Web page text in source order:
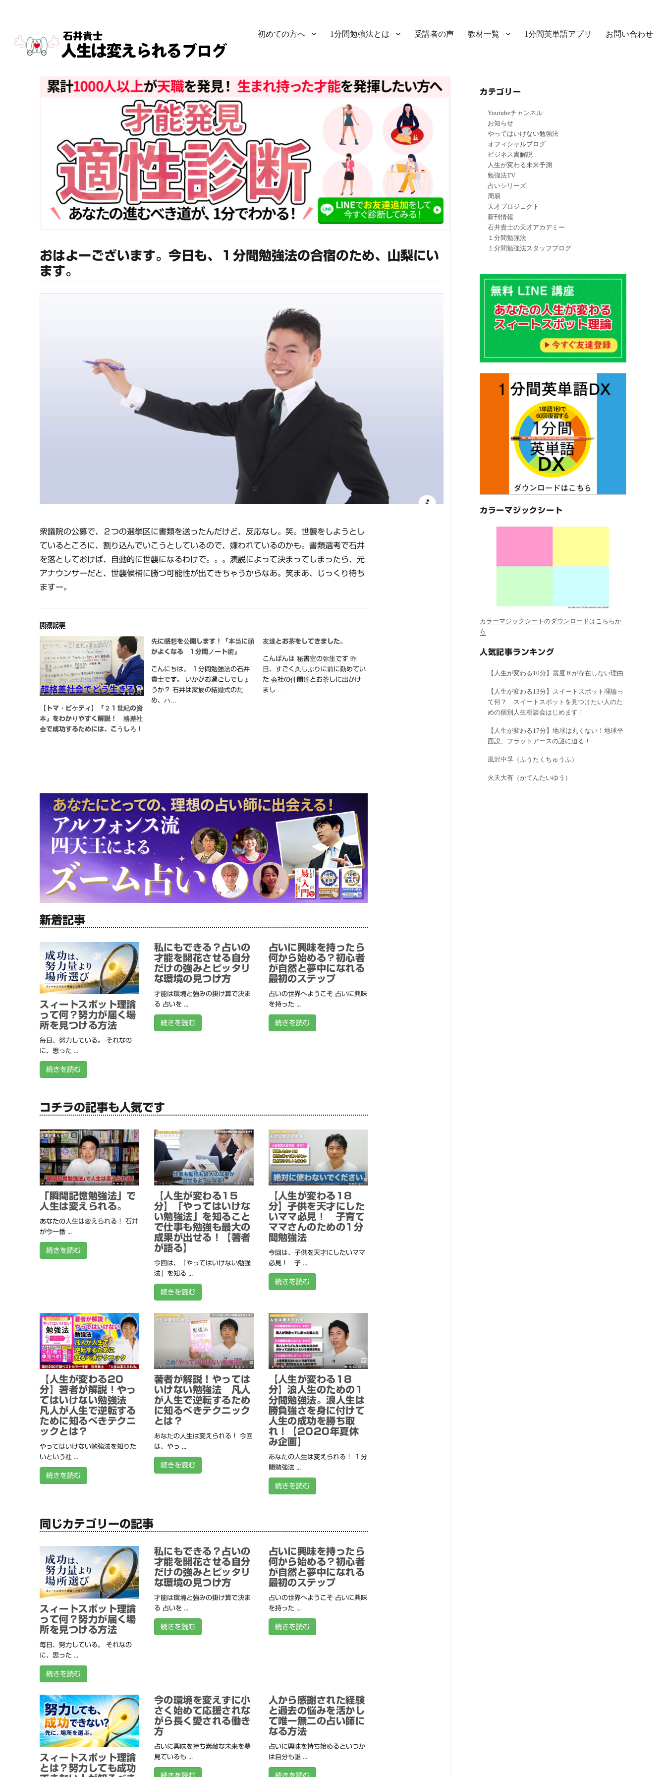
初めての方へ 1分間勉強法とは 受講者の声 教材一覧 1分間英単語アプリ お問い合わせ
おはよーございます。今日も、１分間勉強法の合宿のため、山梨にい
ます。
衆議院の公募で、２つの選挙区に書類を送ったんだけど、反応なし。笑。世襲をしようとし
ているところに、割り込んでいこうとしているので、嫌われているのかも。書類選考で石井
を落としておけば、自動的に世襲になるわけで。。。演説によって決まってしまったら、元
アナウンサーだと、世襲候補に勝つ可能性が出てきちゃうからなあ。笑まあ、じっくり待ち
ますー。
関連記事
【トマ・ピケティ】『２１世紀の資
本』をわかりやすく解説！ 格差社
会で成功するためには、こうしろ！
先に感想を公開します！『本当に頭
がよくなる 1分間ノート術』
こんにちは。 １分間勉強法の石井
貴士です。 いかがお過ごしでしょ
うか？ 石井は家族の結婚式のた
め、ハ…
友達とお茶をしてきました。
こんばんは 秘書室の弥生です 昨
日、すごく久しぶりに前に勤めてい
た 会社の仲間達とお茶しに出かけ
まし…
新着記事
スィートスポット理論
って何？努力が届く場
所を見つける方法
毎日、努力している。 それなの
に、思った ...
続きを読む
私にもできる？占いの
才能を開花させる自分
だけの強みとピッタリ
な環境の見つけ方
才能は環境と強みの掛け算で決ま
る 占いを ...
続きを読む
占いに興味を持ったら
何から始める？初心者
が自然と夢中になれる
最初のステップ
占いの世界へようこそ 占いに興味
を持った ...
続きを読む
コチラの記事も人気です
「瞬間記憶勉強法」で
人生は変えられる。
あなたの人生は変えられる！ 石井
が今一番 ...
続きを読む
【人生が変わる15
分】「やってはいけな
い勉強法」を知ること
で仕事も勉強も最大の
成果が出せる！【著者
が語る】
今回は、「やってはいけない勉強
法」を知る ...
続きを読む
【人生が変わる18
分】子供を天才にした
いママ必見！ 子育て
ママさんのための1分
間勉強法
今回は、子供を天才にしたいママ
必見！ 子 ...
続きを読む
【人生が変わる20
分】著者が解説！やっ
てはいけない勉強法
凡人が人生で逆転する
ために知るべきテクニ
ックとは？
やってはいけない勉強法を知りた
いという社 ...
続きを読む
著者が解説！やっては
いけない勉強法 凡人
が人生で逆転するため
に知るべきテクニック
とは？
あなたの人生は変えられる！ 今回
は、やっ ...
続きを読む
【人生が変わる18
分】浪人生のための1
分間勉強法。浪人生は
勝負強さを身に付けて
人生の成功を勝ち取
れ！【2020年夏休
み企画】
あなたの人生は変えられる！ １分
間勉強法 ...
続きを読む
同じカテゴリーの記事
スィートスポット理論
って何？努力が届く場
所を見つける方法
毎日、努力している。 それなの
に、思った ...
続きを読む
私にもできる？占いの
才能を開花させる自分
だけの強みとピッタリ
な環境の見つけ方
才能は環境と強みの掛け算で決ま
る 占いを ...
続きを読む
占いに興味を持ったら
何から始める？初心者
が自然と夢中になれる
最初のステップ
占いの世界へようこそ 占いに興味
を持った ...
続きを読む
スィートスポット理論
とは？努力しても成功
今の環境を変えずに小
さく始めて応援されな
がら長く愛される働き
方
占いに興味を持ち素敵な未来を夢
見ているも ...
続きを読む
人から感謝された経験
と過去の悩みを活かし
て唯一無二の占い師に
なる方法
占いに興味を持ち始めるといつか
は自分も誰 ...
続きを読む
カテゴリー
Youtubeチャンネル
お知らせ
やってはいけない勉強法
オフィシャルブログ
ビジネス書解説
人生が変わる未来予測
勉強法TV
占いシリーズ
周易
天才プロジェクト
新刊情報
石井貴士の天才アカデミー
１分間勉強法
１分間勉強法スタッフブログ
カラーマジックシート
カラーマジックシートのダウンロードはこちらか
ら
人気記事ランキング
【人生が変わる10分】震度８が存在しない理由
【人生が変わる13分】スイートスポット理論っ
て何？ スイートスポットを見つけたい人のた
めの個別人生相談会はじめます！
【人生が変わる17分】地球は丸くない！地球平
面説、フラットアースの謎に迫る！
風沢中孚（ふうたくちゅうふ）
火天大有（かてんたいゆう）